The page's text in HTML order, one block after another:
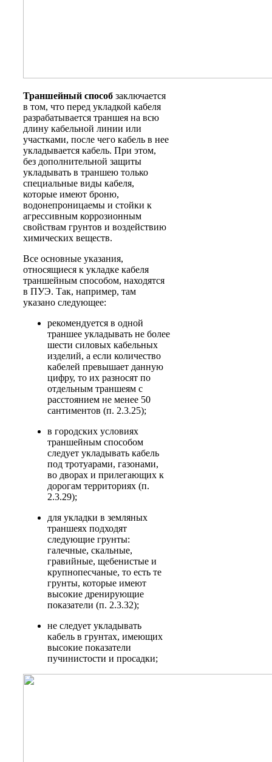
Траншейный способ заключается
в том, что перед укладкой кабеля
разрабатывается траншея на всю
длину кабельной линии или
участками, после чего кабель в нее
укладывается кабель. При этом,
без дополнительной защиты
укладывать в траншею только
специальные виды кабеля,
которые имеют броню,
водонепроницаемы и стойки к
агрессивным коррозионным
свойствам грунтов и воздействию
химических веществ.
Все основные указания,
относящиеся к укладке кабеля
траншейным способом, находятся
в ПУЭ. Так, например, там
указано следующее:
рекомендуется в одной
траншее укладывать не более
шести силовых кабельных
изделий, а если количество
кабелей превышает данную
цифру, то их разносят по
отдельным траншеям с
расстоянием не менее 50
сантиментов (п. 2.3.25);
в городских условиях
траншейным способом
следует укладывать кабель
под тротуарами, газонами,
во дворах и прилегающих к
дорогам территориях (п.
2.3.29);
для укладки в земляных
траншеях подходят
следующие грунты:
галечные, скальные,
гравийные, щебенистые и
крупнопесчаные, то есть те
грунты, которые имеют
высокие дренирующие
показатели (п. 2.3.32);
не следует укладывать
кабель в грунтах, имеющих
высокие показатели
пучинистости и просадки;